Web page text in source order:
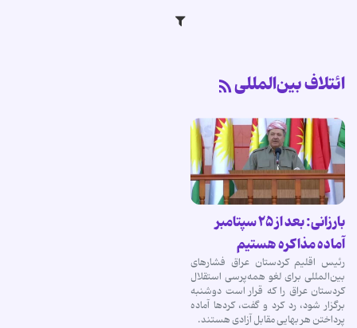
ائتلاف بین‌المللی
بارزانی: بعد از ۲۵ سپتامبر
آماده مذاکره هستیم
رئیس اقلیم کردستان عراق فشارهای
بین‌المللی برای لغو همه‌پرسی استقلال
کردستان عراق را که قرار است دوشنبه
برگزار شود، رد کرد و گفت، کردها آماده
پرداختن هر بهایی مقابل آزادی هستند.